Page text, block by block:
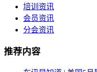
培训资讯
会员资讯
分会资讯
推荐内容